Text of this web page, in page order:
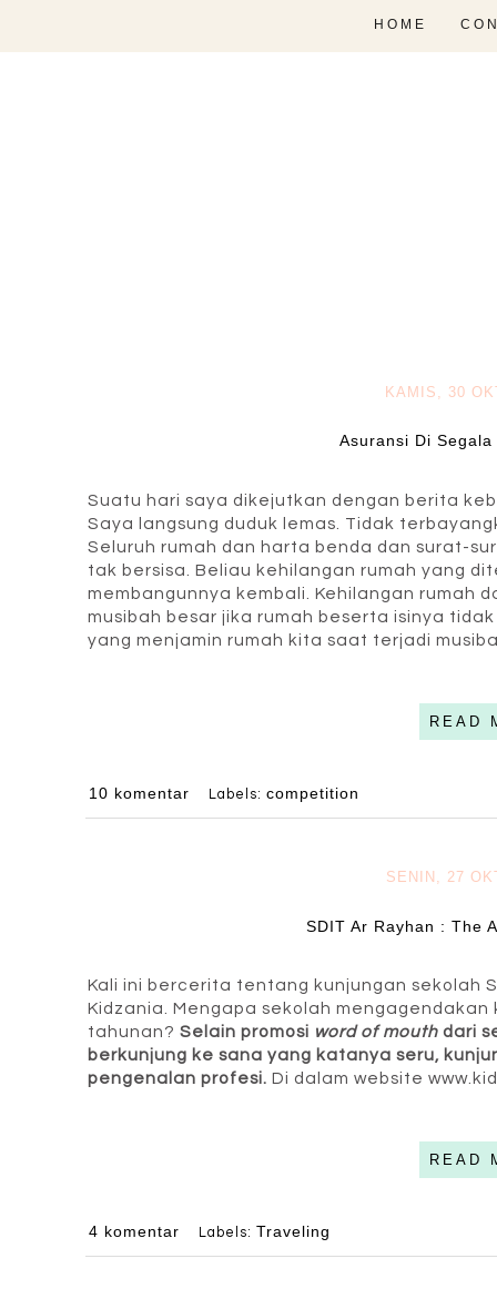
HOME
KAMIS, 30
Asuransi Di
Suatu hari saya dikejutkan dengan berita
Saya langsung duduk lemas. Tidak
Seluruh rumah dan harta benda dan surat-
tak bersisa. Beliau kehilangan rumah yang
membangunnya kembali. Kehilangan rumah
musibah besar jika rumah beserta isinya
yang menjamin rumah kita saat terjadi
READ
10 komentar Labels:competition
SENIN, 27
SDIT Ar Rayhan : The
Kali ini bercerita tentang kunjungan sekolah
Kidzania. Mengapa sekolah
tahunan? Selain promosi word of mouth dari
berkunjung ke sana yang katanya seru,
pengenalan profesi. Di dalam website
READ
4 komentar Labels: Traveling